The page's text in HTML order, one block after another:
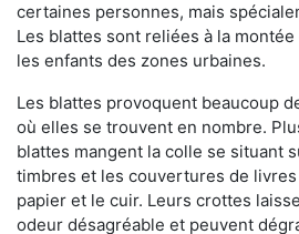
certaines personnes, mais
Les blattes sont reliées à la montée
les enfants des zones urbaines.
Les blattes provoquent beaucoup
où elles se trouvent en nombre.
blattes mangent la colle se situant
timbres et les couvertures de
papier et le cuir. Leurs crottes
odeur désagréable et peuvent